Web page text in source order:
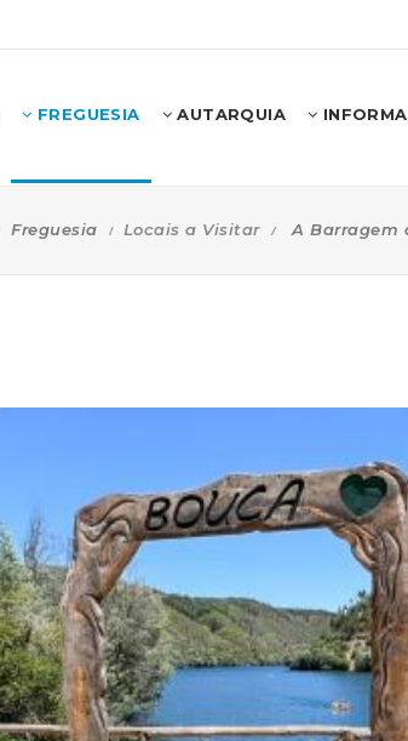
FREGUESIA AUTARQUIA
Freguesia Locais a Visitar A Barragem